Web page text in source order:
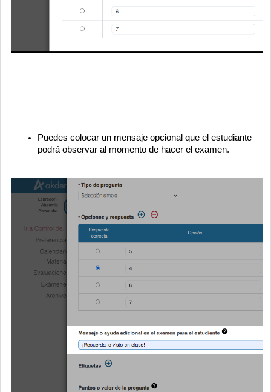
Puedes colocar un mensaje opcional que el estudiante
podrá observar al momento de hacer el examen.